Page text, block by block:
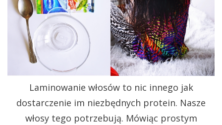
Laminowanie włosów to nic innego jak
dostarczenie im niezbędnych protein. Nasze
włosy tego potrzebują. Mówiąc prostym